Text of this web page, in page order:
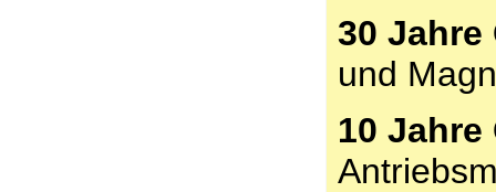
30 Jahre
und
10 Jahre